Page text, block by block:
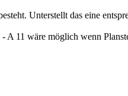
Unterstellt das eine
A 11 wäre möglich wenn